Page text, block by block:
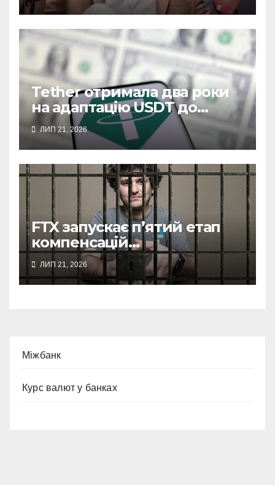
Tether отримала два роки
на адаптацію USDT до
нових правил США
ЛИП 21, 2026
FTX запускає п’ятий етап
компенсацій
постраждалим клієнтам
ЛИП 21, 2026
Міжбанк
Курс валют у банках